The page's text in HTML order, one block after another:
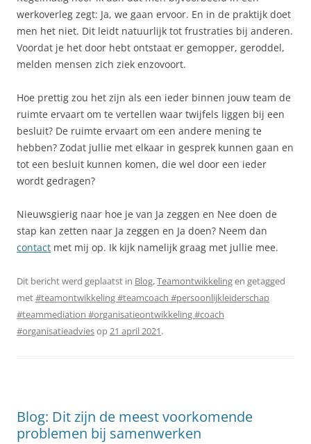
werkoverleg zegt: Ja, we gaan ervoor. En in de praktijk doet
men het niet. Dit leidt natuurlijk tot frustraties bij anderen.
Voordat je het door hebt ontstaat er gemopper, geroddel,
melden mensen zich ziek enzovoort.
Hoe prettig zou het zijn als een ieder binnen jouw team de
ruimte ervaart om te vertellen waar twijfels liggen bij een
besluit? De ruimte ervaart om een andere mening te
hebben? Zodat jullie met elkaar in gesprek kunnen gaan en
tot een besluit kunnen komen, die wel door een ieder
wordt gedragen?
Nieuwsgierig naar hoe je van Ja zeggen en Nee doen de
stap kan zetten naar Ja zeggen en Ja doen? Neem dan
contact met mij op. Ik kijk namelijk graag met jullie mee.
Dit bericht werd geplaatst in Blog,Teamontwikkelingen getagged
met#teamontwikkeling #teamcoach #persoonlijkleiderschap
#teammediation #organisatieontwikkeling #coach
#organisatieadviesop21 april 2021.
Blog: Dit zijn de meest voorkomende
problemen bij samenwerken